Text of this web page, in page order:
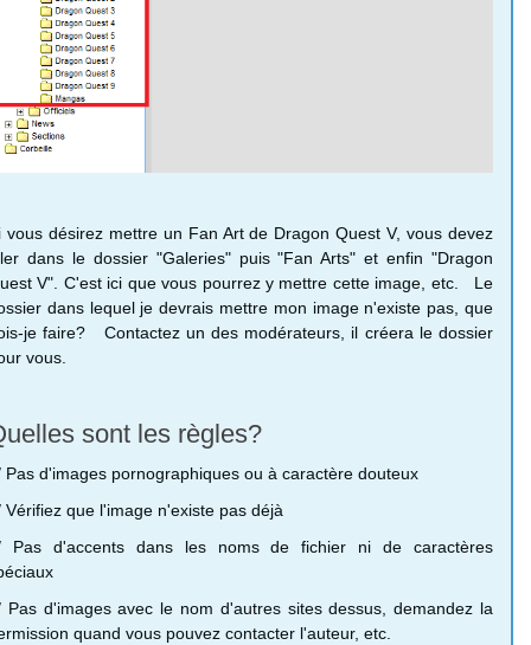
vous désirez mettre un Fan Art de Dragon Quest V, vous devez
dans le dossier "Galeries" puis "Fan Arts" et enfin "Dragon
V". C'est ici que vous pourrez y mettre cette image, etc. Le
dans lequel je devrais mettre mon image n'existe pas, que
je faire? Contactez un des modérateurs, il créera le dossier
vous.
sont les règles?
Pas d'images pornographiques ou à caractère douteux
Vérifiez que l'image n'existe pas déjà
Pas d'accents dans les noms de fichier ni de caractères
Pas d'images avec le nom d'autres sites dessus, demandez la
quand vous pouvez contacter l'auteur, etc.